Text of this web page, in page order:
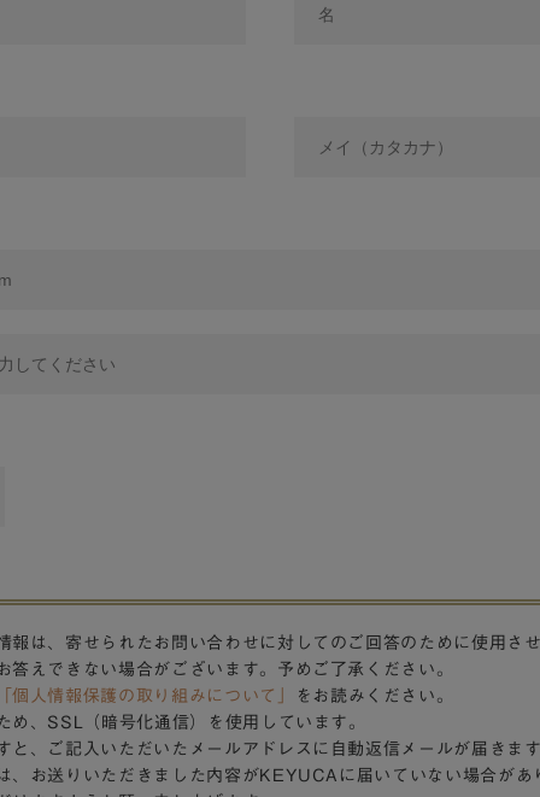
は、寄せられたお問い合わせに対してのご回答のために使用さ
えできない場合がございます。予めご了承ください。
個人情報保護の取り組みについて」
をお読みください。
、SSL（暗号化通信）を使用しています。
、ご記入いただいたメールアドレスに自動返信メールが届きま
、お送りいただきました内容がKEYUCAに届いていない場合があ